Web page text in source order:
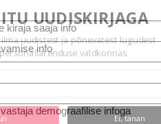
kiraja saaja info
info
demograafilise infoga
UUDISKIRJAGA
uudistest ja põnevatest lugudest
valdkonnas
Ei, tänan